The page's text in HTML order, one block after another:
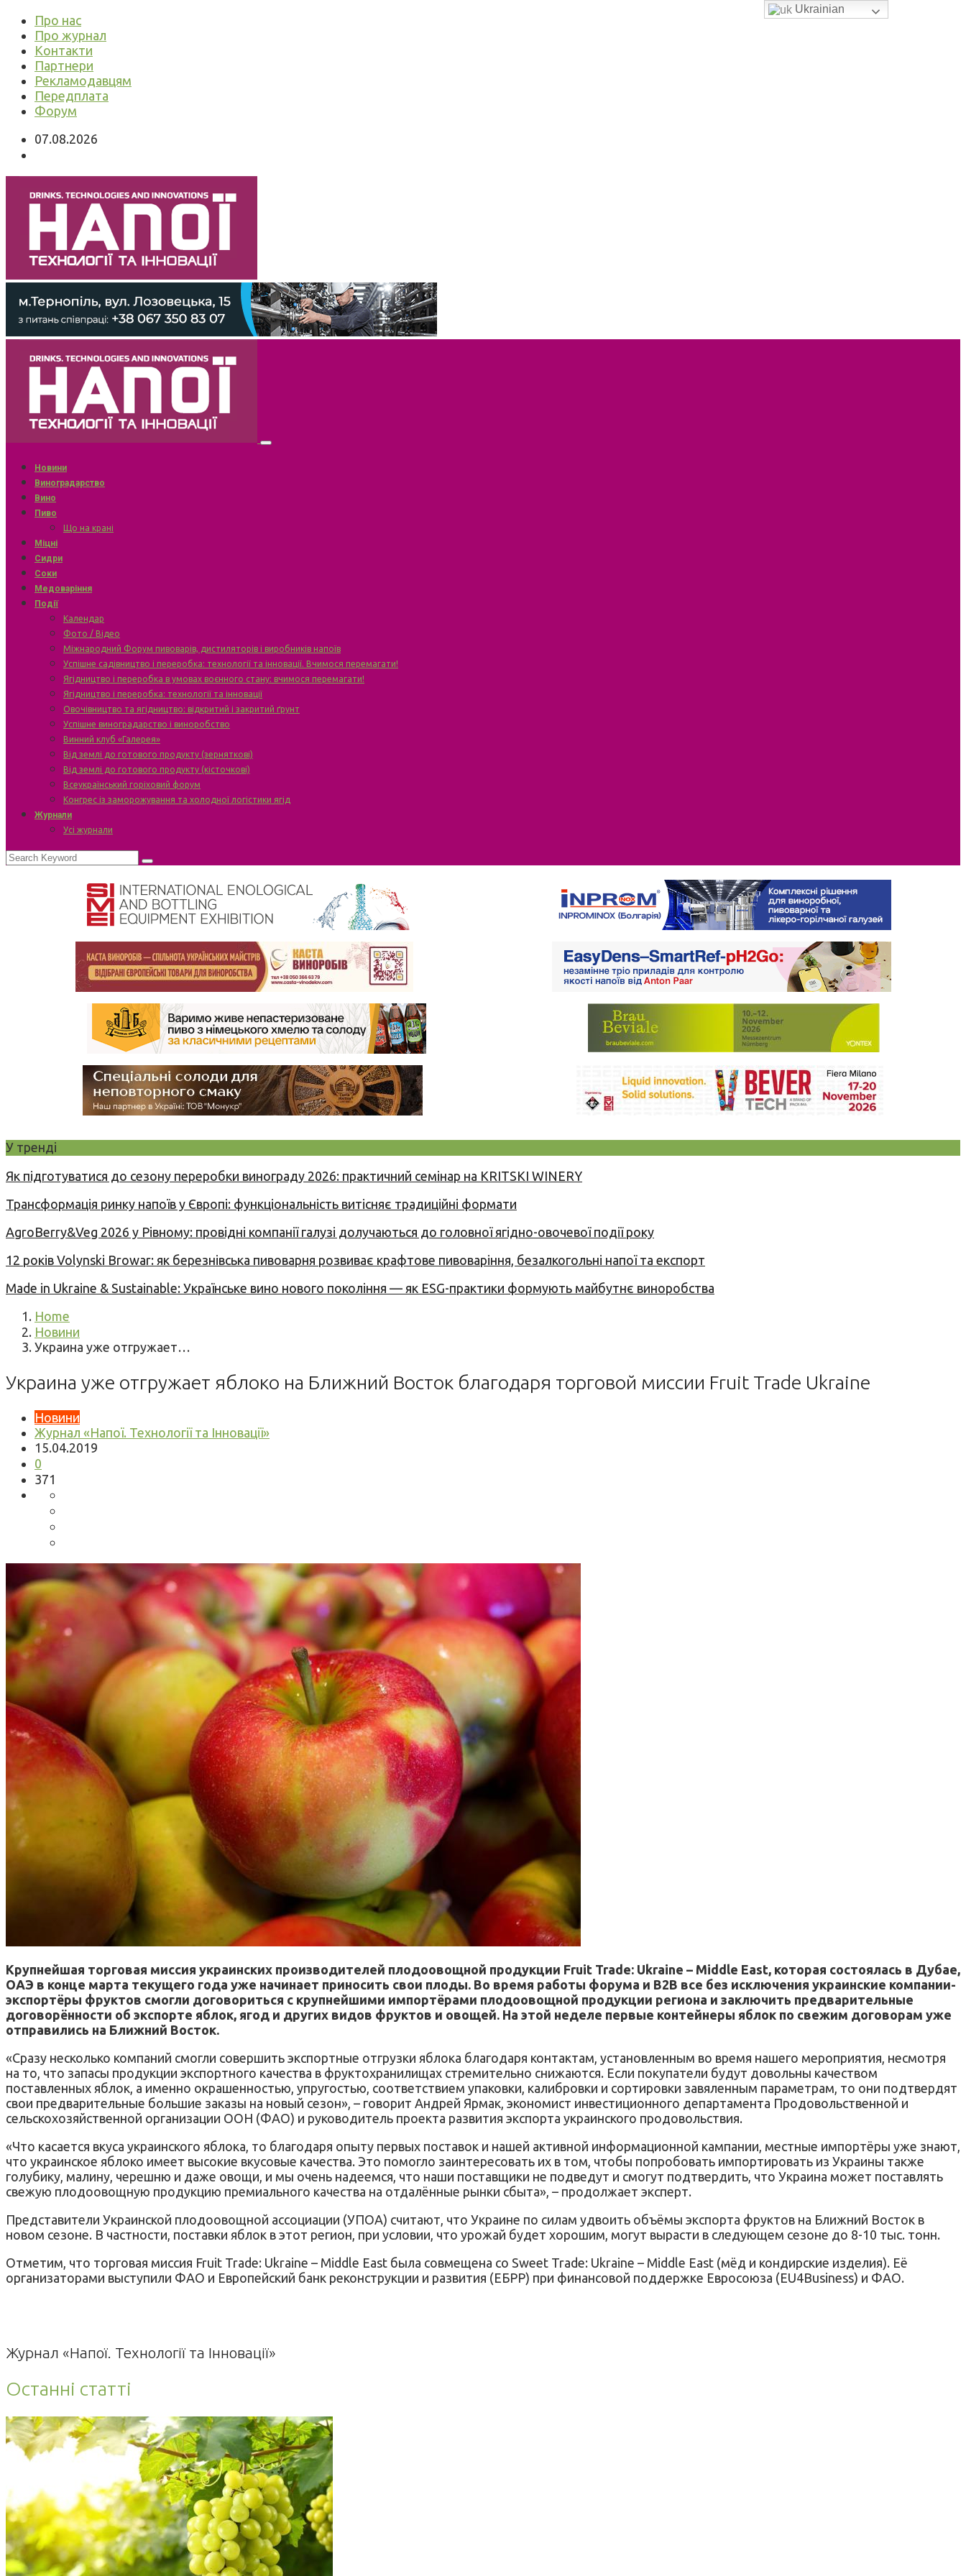
Про нас
Про журнал
Контакти
Партнери
Рекламодавцям
Передплата
Форум
07.08.2026
Новини
Виноградарство
Вино
Пиво
Що на крані
Міцні
Сидри
Соки
Медоваріння
Події
Календар
Фото / Відео
Міжнародний Форум пивоварів, дистиляторів і виробників напоїв
Успішне садівництво і переробка: технології та інновації. Вчимося перемагати!
Ягідництво і переробка в умовах воєнного стану: вчимося перемагати!
Ягідництво і переробка: технології та інновації
Овочівництво та ягідництво: відкритий і закритий ґрунт
Успішне виноградарство і виноробство
Винний клуб «Галерея»
Від землі до готового продукту (зерняткові)
Від землі до готового продукту (кісточкові)
Всеукраїнський горіховий форум
Конгрес із заморожування та холодної логістики ягід
Журнали
Усі журнали
У тренді
Як підготуватися до сезону переробки винограду 2026: практичний семінар на KRITSKI WINERY
Трансформація ринку напоїв у Європі: функціональність витісняє традиційні формати
AgroBerry&Veg 2026 у Рівному: провідні компанії галузі долучаються до головної ягідно-овочевої події року
12 років Volynski Browar: як березнівська пивоварня розвиває крафтове пивоваріння, безалкогольні напої та експорт
Made in Ukraine & Sustainable: Українське вино нового покоління — як ESG-практики формують майбутнє виноробства
Home
Новини
Украина уже отгружает…
Украина уже отгружает яблоко на Ближний Восток благодаря торговой миссии Fruit Trade Ukraine
Новини
Журнал «Напої. Технології та Інновації»
15.04.2019
0
371
Крупнейшая торговая миссия украинских производителей плодоовощной продукции Fruit Trade: Ukraine – Middle East, которая состоялась в Дубае,
ОАЭ в конце марта текущего года уже начинает приносить свои плоды. Во время работы форума и В2В все без исключения украинские компании-
экспортёры фруктов смогли договориться с крупнейшими импортёрами плодоовощной продукции региона и заключить предварительные
договорённости об экспорте яблок, ягод и других видов фруктов и овощей. На этой неделе первые контейнеры яблок по свежим договорам уже
отправились на Ближний Восток.
«Сразу несколько компаний смогли совершить экспортные отгрузки яблока благодаря контактам, установленным во время нашего мероприятия, несмотря
на то, что запасы продукции экспортного качества в фруктохранилищах стремительно снижаются. Если покупатели будут довольны качеством
поставленных яблок, а именно окрашенностью, упругостью, соответствием упаковки, калибровки и сортировки завяленным параметрам, то они подтвердят
свои предварительные большие заказы на новый сезон», – говорит Андрей Ярмак, экономист инвестиционного департамента Продовольственной и
сельскохозяйственной организации ООН (ФАО) и руководитель проекта развития экспорта украинского продовольствия.
«Что касается вкуса украинского яблока, то благодаря опыту первых поставок и нашей активной информационной кампании, местные импортёры уже знают,
что украинское яблоко имеет высокие вкусовые качества. Это помогло заинтересовать их в том, чтобы попробовать импортировать из Украины также
голубику, малину, черешню и даже овощи, и мы очень надеемся, что наши поставщики не подведут и смогут подтвердить, что Украина может поставлять
свежую плодоовощную продукцию премиального качества на отдалённые рынки сбыта», – продолжает эксперт.
Представители Украинской плодоовощной ассоциации (УПОА) считают, что Украине по силам удвоить объёмы экспорта фруктов на Ближний Восток в
новом сезоне. В частности, поставки яблок в этот регион, при условии, что урожай будет хорошим, могут вырасти в следующем сезоне до 8-10 тыс. тонн.
Отметим, что торговая миссия Fruit Trade: Ukraine – Middle East была совмещена со Sweet Trade: Ukraine – Middle East (мёд и кондирские изделия). Её
организаторами выступили ФАО и Европейский банк реконструкции и развития (ЕБРР) при финансовой поддержке Евросоюза (EU4Business) и ФАО.
Журнал «Напої. Технології та Інновації»
Останні статті
Ukrainian